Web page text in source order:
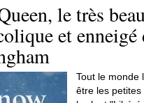
le très
et
Tout le monde
être les